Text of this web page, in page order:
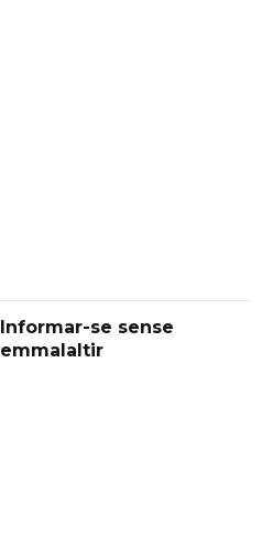
Informar-se sense
emmalaltir